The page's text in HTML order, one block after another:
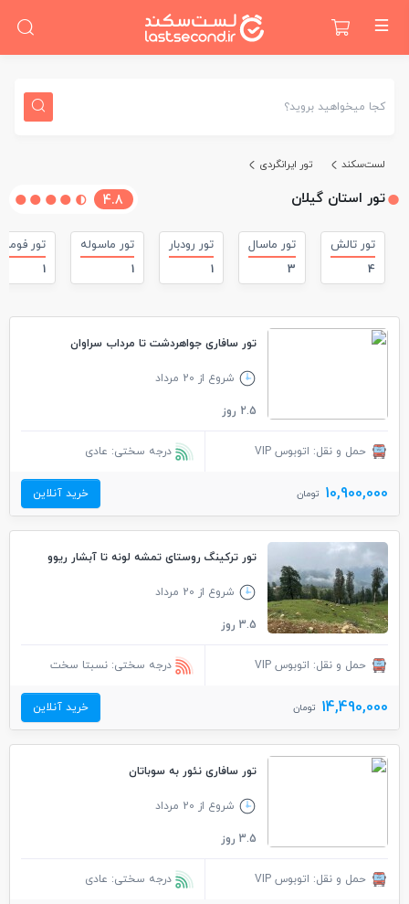
کجا میخواهید بروید؟
لست‌سکند تور ایرانگردی
تور استان گیلان 4.8
تور تالش
4
تور ماسال
3
تور رودبار
1
تور ماسوله
1
تور فومن
1
تور سافاری جواهردشت تا مرداب سراوان
شروع از 20 مرداد
2.5 روز
حمل و نقل: اتوبوس VIP درجه سختی: عادی
10,900,000 تومان خرید آنلاین
تور ترکینگ روستای تمشه لونه تا آبشار ریوو
شروع از 20 مرداد
3.5 روز
حمل و نقل: اتوبوس VIP درجه سختی: نسبتا سخت
14,490,000 تومان خرید آنلاین
تور سافاری نئور به سوباتان
شروع از 20 مرداد
3.5 روز
حمل و نقل: اتوبوس VIP درجه سختی: عادی